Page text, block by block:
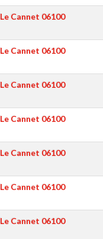
Le Cannet 06100
Le Cannet 06100
Le Cannet 06100
Le Cannet 06100
Le Cannet 06100
Le Cannet 06100
Le Cannet 06100